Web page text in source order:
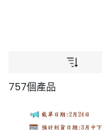
757個產品